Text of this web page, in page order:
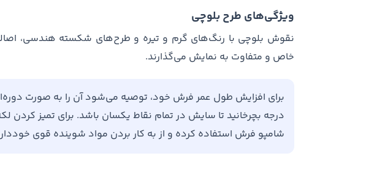
ویژگی‌های طرح بلوچی
نقوش بلوچی با رنگ‌های گرم و تیره و طرح‌های شکسته هندسی،
خاص و متفاوت به نمایش می‌گذارند.
درجه بچرخانید تا سایش در تمام نقاط یکسان باشد. برای تمیز کردن
شامپو فرش استفاده کرده و از به کار بردن مواد شوینده قوی